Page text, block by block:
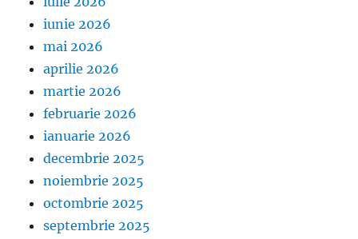
iunie 2026
mai 2026
aprilie 2026
martie 2026
februarie 2026
ianuarie 2026
decembrie 2025
noiembrie 2025
octombrie 2025
septembrie 2025